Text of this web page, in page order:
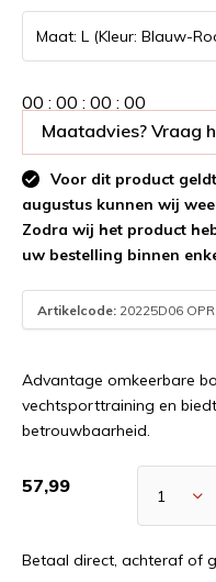
00 : 00 : 00 : 00
Maatadvies? Vraag
Voor dit product
augustus kunnen wij
Zodra wij het product
uw bestelling binnen
Artikelcode: 20225D06 OPR
Advantage omkeerbare
vechtsporttraining en
betrouwbaarheid.
57,99
Betaal direct, achteraf of